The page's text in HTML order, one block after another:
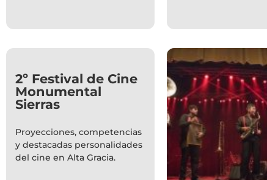
2º Festival de Cine
Monumental
Sierras
Proyecciones, competencias
y destacadas personalidades
del cine en Alta Gracia.